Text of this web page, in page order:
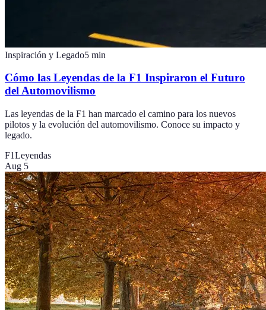
Inspiración y Legado5 min
Cómo las Leyendas de la F1 Inspiraron el Futuro
del Automovilismo
Las leyendas de la F1 han marcado el camino para los nuevos
pilotos y la evolución del automovilismo. Conoce su impacto y
legado.
F1Leyendas
Aug 5